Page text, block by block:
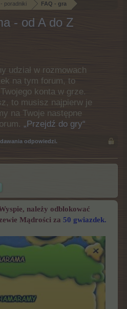
poradniki FAQ - gra
- od A do Z
udział w rozmowach
na tym forum, to
konta w grze.
to musisz najpierw je
na Twoje następne
„Przejdź do gry“
odpowiedzi.
należy odblokować
Mądrości za 50 gwiazdek.